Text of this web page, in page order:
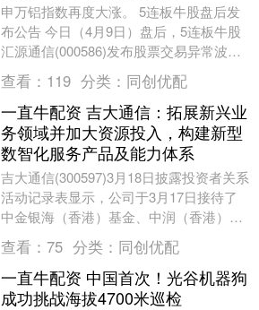
申万铝指数再度大涨。 5连板牛股盘后发
布公告 今日（4月9日）盘后，5连板牛股
汇源通信(000586)发布股票交易异常波动
公告。 公告显示，公司主营电力光缆、
电....
查看： 119 分类： 同创优配
一直牛配资 吉大通信：拓展新兴业
务领域并加大资源投入，构建新型
数智化服务产品及能力体系
吉大通信(300597)3月18日披露投资者关系
活动记录表显示，公司于3月17日接待了
中金银海（香港）基金、中润（香港）基
金、华海资本等机构投资者调研。 吉大
通....
查看： 75 分类： 同创优配
一直牛配资 中国首次！光谷机器狗
成功挑战海拔4700米巡检